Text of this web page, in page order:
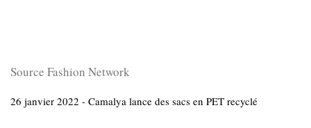
Source Fashion Network
26 janvier 2022 - Camalya lance des sacs en PET recyclé